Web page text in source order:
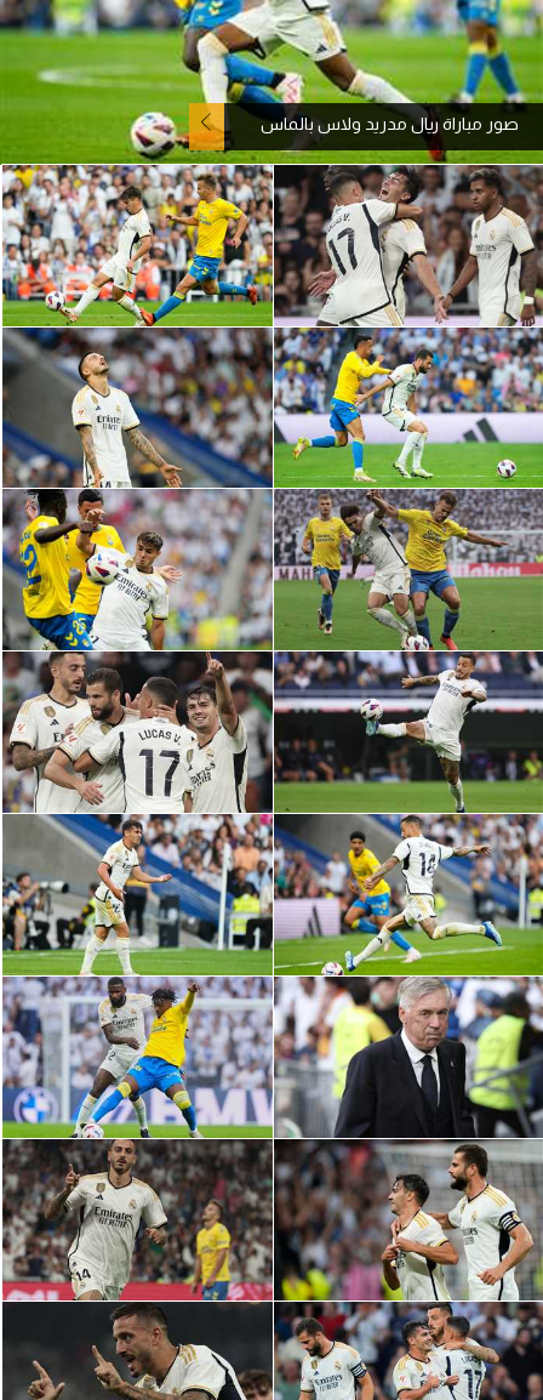
آراء حرة
ركن الألعاب
بطولات
أمريكا 2026
الدوري المصري
الدوري الإنجليزي الممتاز
الدوري الإسباني
الدوري الإيطالي
الدوري الألماني
الدوري الفرنسي
الدوري السعودي للمحترفين
دوري أبطال أوروبا
دوري أبطال إفريقيا
كل البطولات
أقسام
الكرة المصرية
الدوري المصري
الكرة الأوروبية
الكرة الإفريقية
منتخب مصر
سعودي في الجول
الدوري الإنجليزي
الدوري الإسباني
دوري أبطال أوروبا
القسم الثاني
رياضات أخرى
صور مباراة ريال مدريد ولاس بالماس